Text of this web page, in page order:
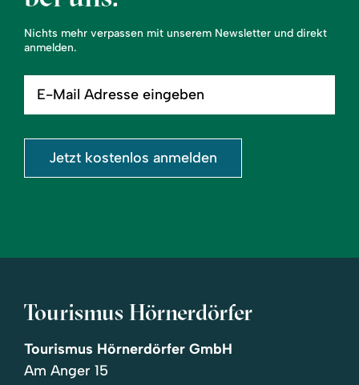
Nichts mehr verpassen mit unserem Newsletter und direkt
anmelden.
Mail
eingeben
Jetzt kostenlos anmelden
Tourismus Hörnerdörfer
Tourismus Hörnerdörfer GmbH
Am Anger 15